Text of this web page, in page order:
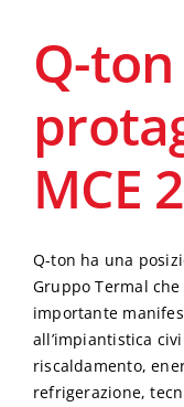
Q-ton
MCE
Q-ton ha una
Gruppo Termal
importante
all’impiantistica
riscaldamento,
refrigerazione,